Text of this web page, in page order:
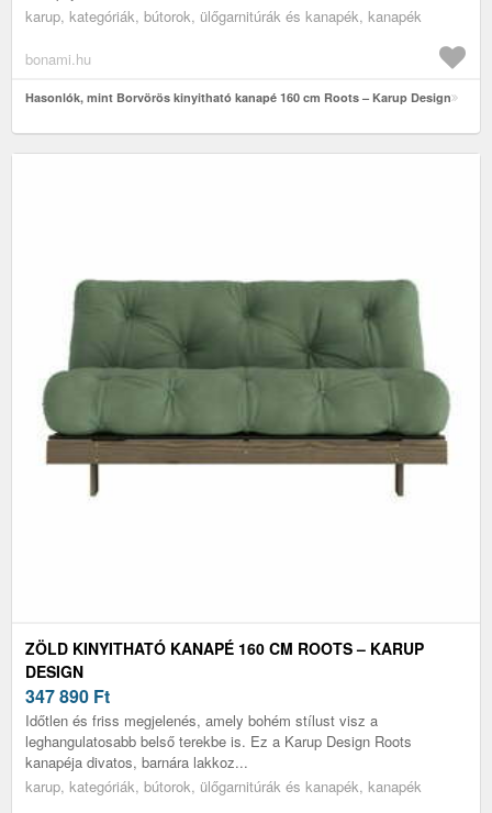
karup, kategóriák, bútorok, ülőgarnitúrák és kanapék, kanapék
bonami.hu
Hasonlók, mint Borvörös kinyitható kanapé 160 cm Roots – Karup Design
ZÖLD KINYITHATÓ KANAPÉ 160 CM ROOTS – KARUP
DESIGN
347 890 Ft
Időtlen és friss megjelenés, amely bohém stílust visz a
leghangulatosabb belső terekbe is. Ez a Karup Design Roots
kanapéja divatos, barnára lakkoz...
karup, kategóriák, bútorok, ülőgarnitúrák és kanapék, kanapék